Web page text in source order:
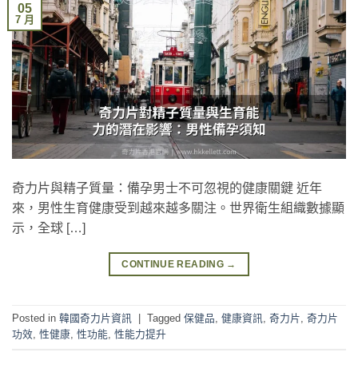
05
7 月
奇力片與精子質量：備孕男士不可忽視的健康關鍵 近年
來，男性生育健康受到越來越多關注。世界衛生組織數據顯
示，全球 […]
CONTINUE READING →
Posted in 韓國奇力片資訊 Tagged 保健品, 健康資訊, 奇力片, 奇力片
功效, 性健康, 性功能, 性能力提升